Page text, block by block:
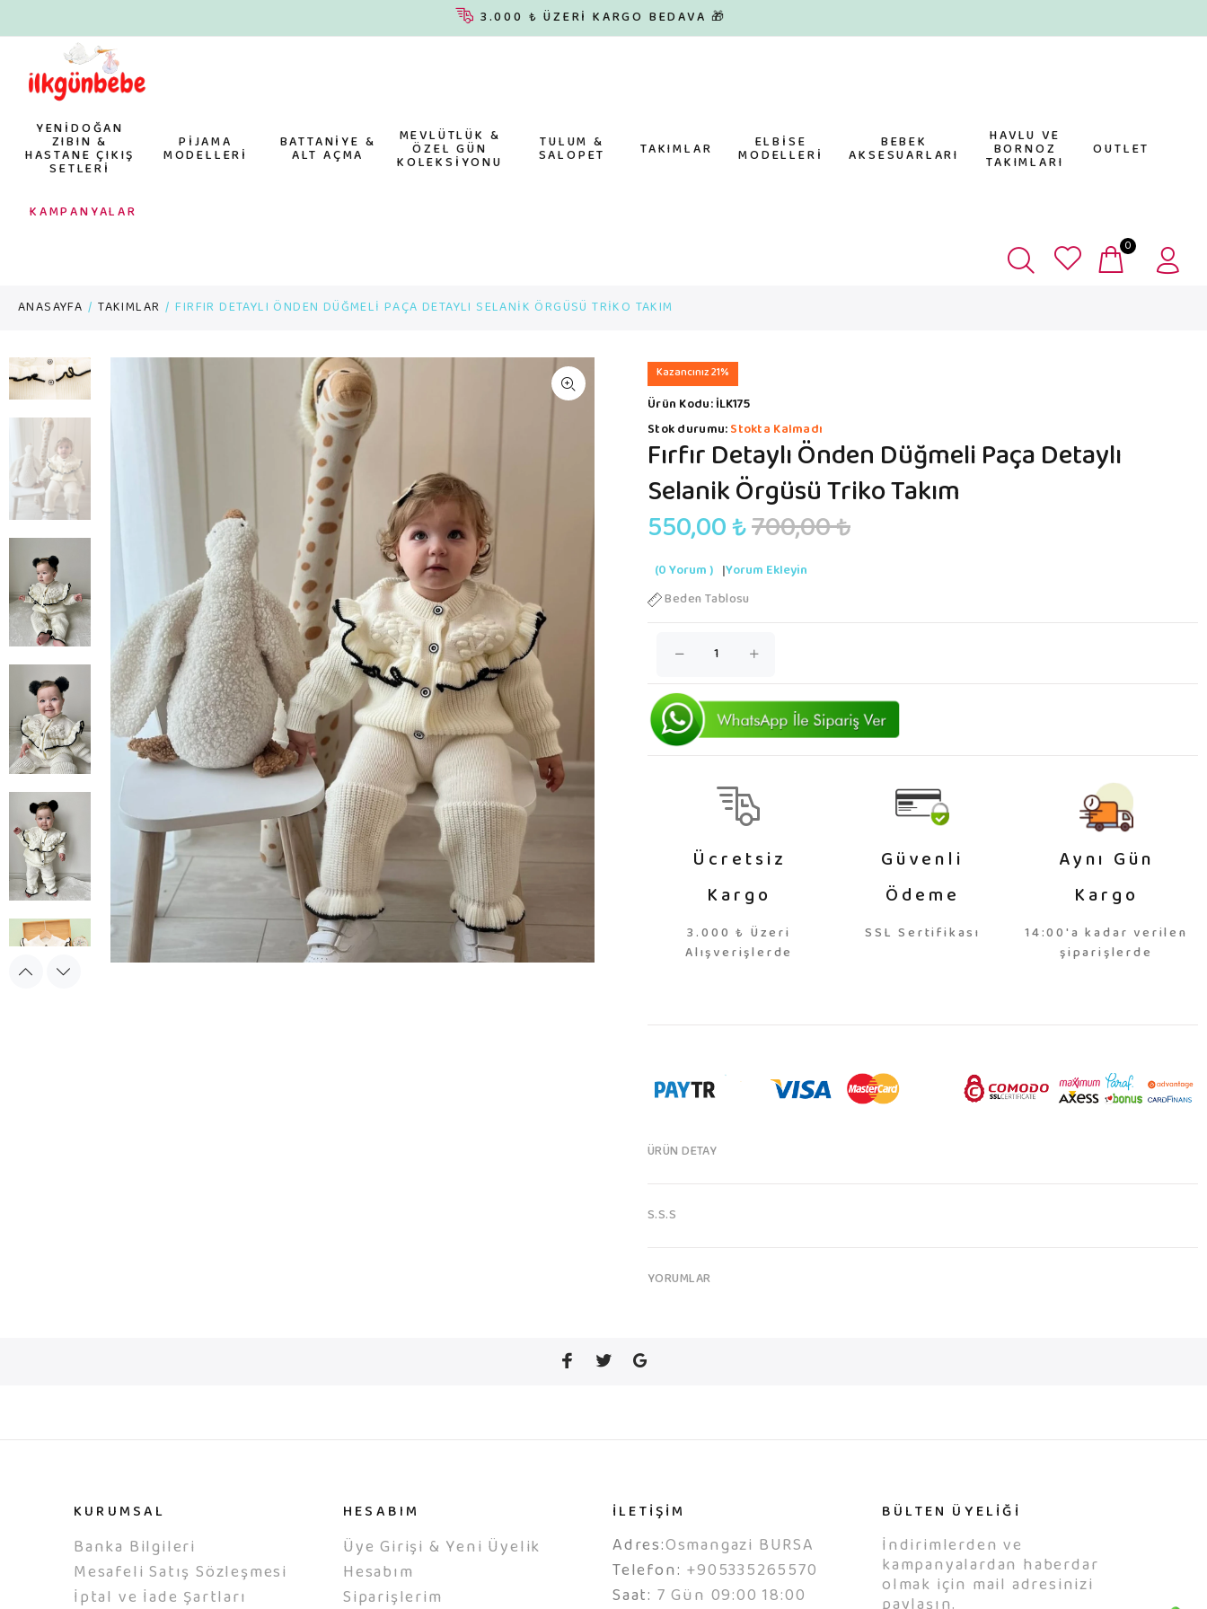
3.000 ₺ ÜZERİ KARGO BEDAVA 🎁
YENİDOĞAN
ZIBIN &
HASTANE ÇIKIŞ
SETLERİ
PİJAMA
MODELLERİ
BATTANİYE &
ALT AÇMA
MEVLÜTLÜK &
ÖZEL GÜN
KOLEKSİYONU
TULUM &
SALOPET TAKIMLAR ELBİSE
MODELLERİ
BEBEK
AKSESUARLARI
HAVLU VE
BORNOZ
TAKIMLARI
OUTLET
KAMPANYALAR
0
ANASAYFA TAKIMLAR FIRFIR DETAYLI ÖNDEN DÜĞMELİ PAÇA DETAYLI SELANİK ÖRGÜSÜ TRİKO TAKIM
Kazancınız 21%
Ürün Kodu:İLK175
Stok durumu:Stokta Kalmadı
Fırfır Detaylı Önden Düğmeli Paça Detaylı
Selanik Örgüsü Triko Takım
550,00 ₺700,00 ₺
(0 Yorum ) |Yorum Ekleyin
Beden Tablosu
Ücretsiz
Kargo
3.000 ₺ Üzeri
Alışverişlerde
Güvenli
Ödeme
SSL Sertifikası
Aynı Gün
Kargo
14:00'a kadar verilen
şiparişlerde
ÜRÜN DETAY
S.S.S
YORUMLAR
KURUMSAL
Banka Bilgileri
Mesafeli Satış Sözleşmesi
İptal ve İade Şartları
HESABIM
Üye Girişi & Yeni Üyelik
Hesabım
Siparişlerim
İLETİŞİM
Adres:Osmangazi BURSA
Telefon: +905335265570
Saat: 7 Gün 09:00 18:00
BÜLTEN ÜYELİĞİ
İndirimlerden ve
kampanyalardan haberdar
olmak için mail adresinizi